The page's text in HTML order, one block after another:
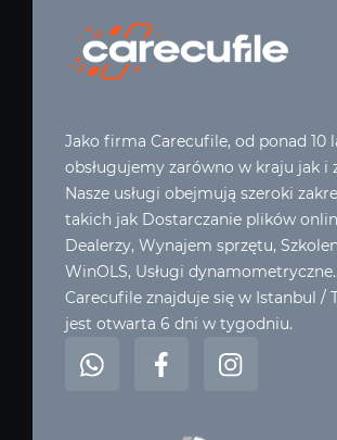
Jako firma Carecufile, od ponad 10
obsługujemy zarówno w kraju jak i
Nasze usługi obejmują szeroki
takich jak Dostarczanie plików
Dealerzy, Wynajem sprzętu,
WinOLS, Usługi
Carecufile znajduje się w Istanbul /
jest otwarta 6 dni w tygodniu.